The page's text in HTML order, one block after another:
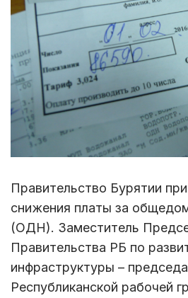
Правительство Бурятии
снижения платы за
(ОДН). Заместитель
Правительства РБ по
инфраструктуры –
Республиканской рабочей